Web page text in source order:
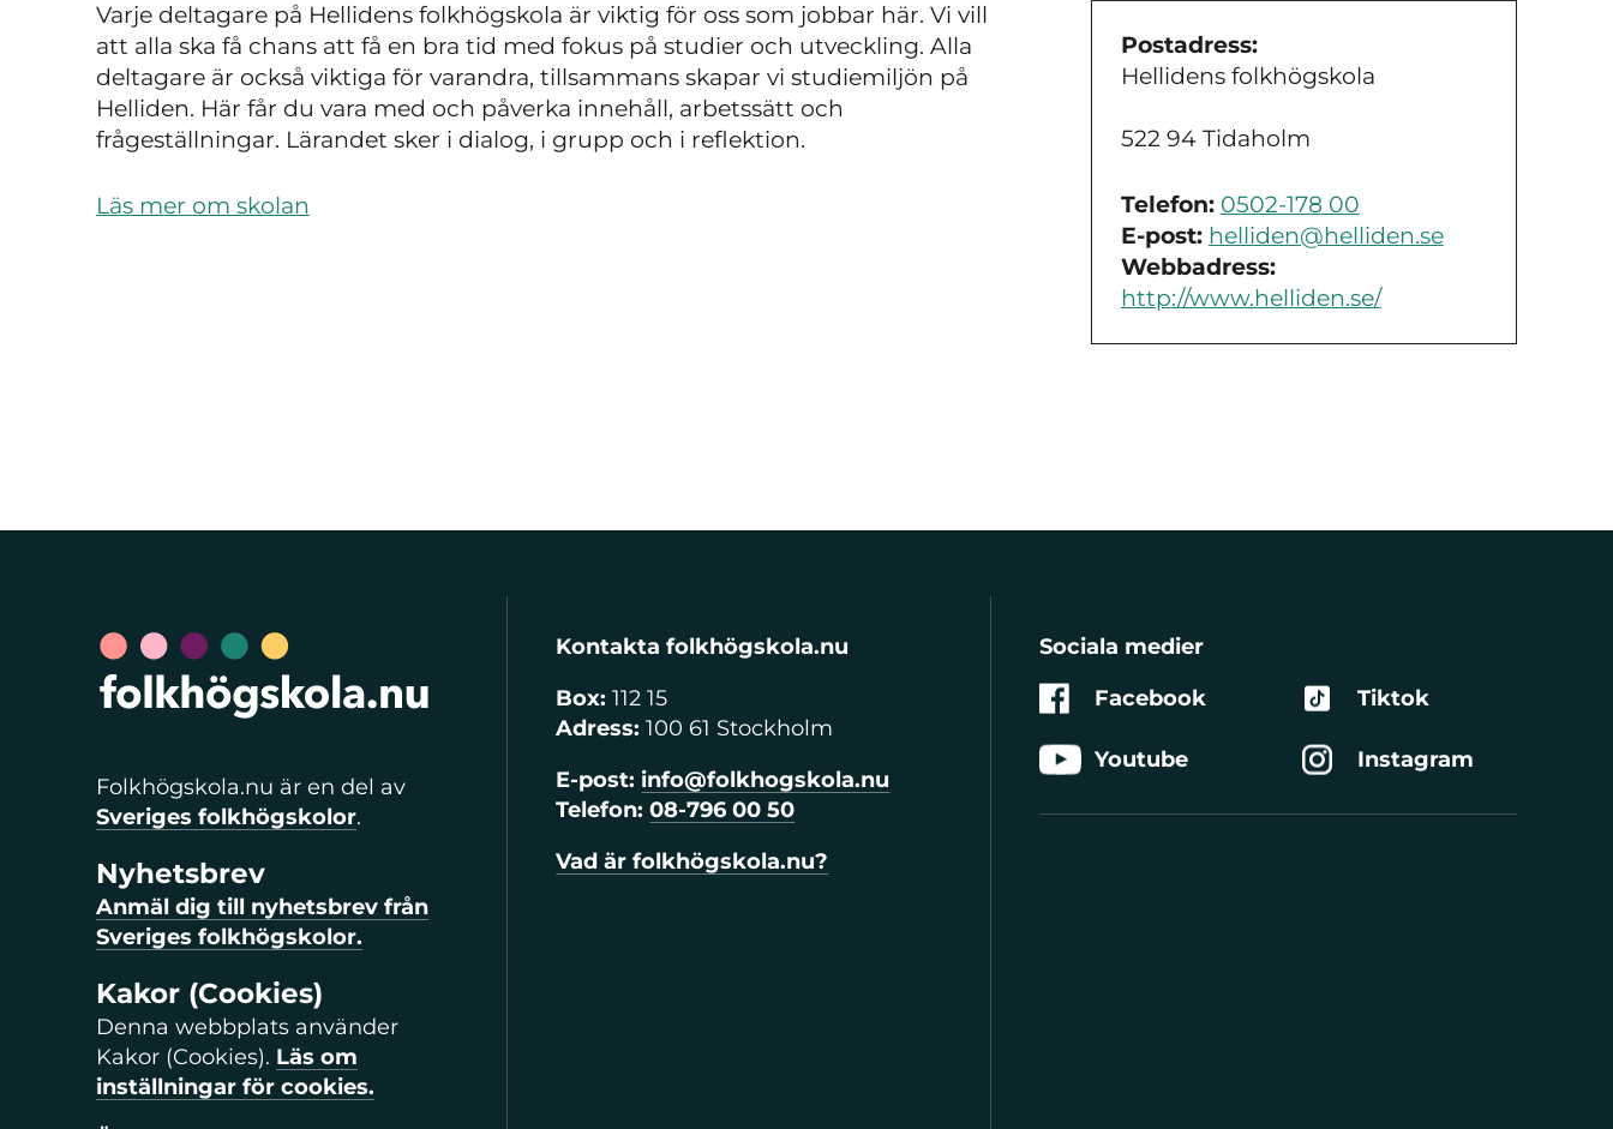
Varje deltagare på Hellidens folkhögskola är viktig för oss som jobbar här. Vi vill
att alla ska få chans att få en bra tid med fokus på studier och utveckling. Alla
deltagare är också viktiga för varandra, tillsammans skapar vi studiemiljön på
Helliden. Här får du vara med och påverka innehåll, arbetssätt och
frågeställningar. Lärandet sker i dialog, i grupp och i reflektion.
Läs mer om skolan
Postadress:
Hellidens folkhögskola
522 94 Tidaholm
Telefon: 0502-178 00
E-post: helliden@helliden.se
Webbadress:
http://www.helliden.se/
Folkhögskola.nu är en del av
Sveriges folkhögskolor.
Nyhetsbrev
Anmäl dig till nyhetsbrev från
Sveriges folkhögskolor.
Kakor (Cookies)
Denna webbplats använder
Kakor (Cookies). Läs om
inställningar för cookies.
Kontakta folkhögskola.nu
Box:112 15
Adress: 100 61 Stockholm
E-post: info@folkhogskola.nu
Telefon: 08-796 00 50
Vad är folkhögskola.nu?
Sociala medier
Facebook
Youtube
Tiktok
Instagram